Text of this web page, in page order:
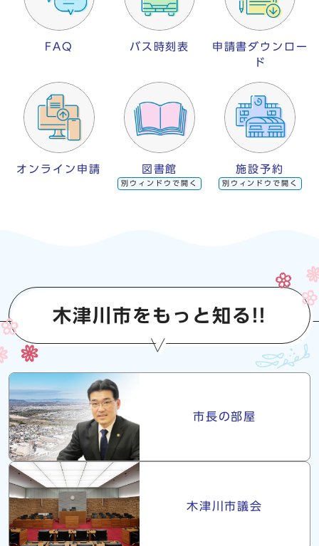
FAQ バス時刻表
申請書ダウンロー
ド
オンライン申請 図書館
別ウィンドウで開く
施設予約
別ウィンドウで開く
木津川市をもっと知る!!
市長・議会
市長の部屋
木津川市議会